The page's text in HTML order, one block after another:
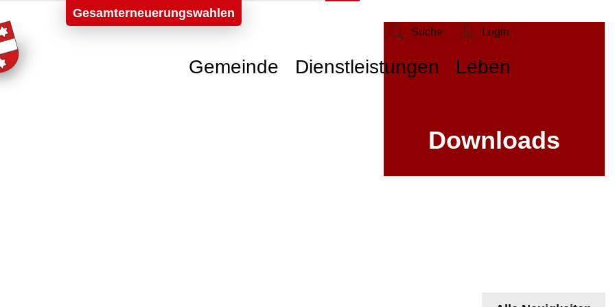
Gesamterneuerungswahlen
Suche Login
Gemeinde Dienstleistungen Leben
Downloads